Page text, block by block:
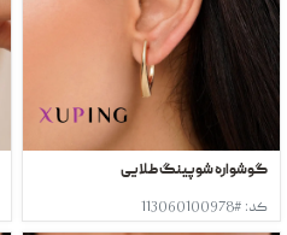
گوشواره شوپینگ طلایی
کد: #113060100978